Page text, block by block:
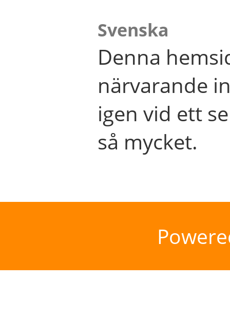
Svenska
Denna
närvarande
igen vid ett
så mycket.